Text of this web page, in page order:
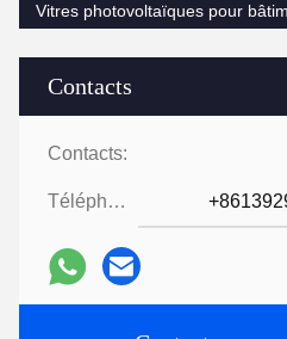
Contacts
Contacts:
Téléphone:
Vitres photovoltaïques pour